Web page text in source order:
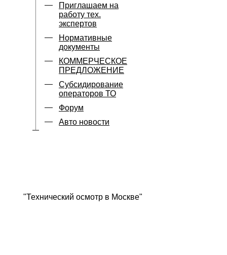
Приглашаем на
работу тех.
экспертов
Нормативные
документы
КОММЕРЧЕСКОЕ
ПРЕДЛОЖЕНИЕ
Субсидирование
операторов ТО
Форум
Авто новости
"Технический осмотр в Москве"